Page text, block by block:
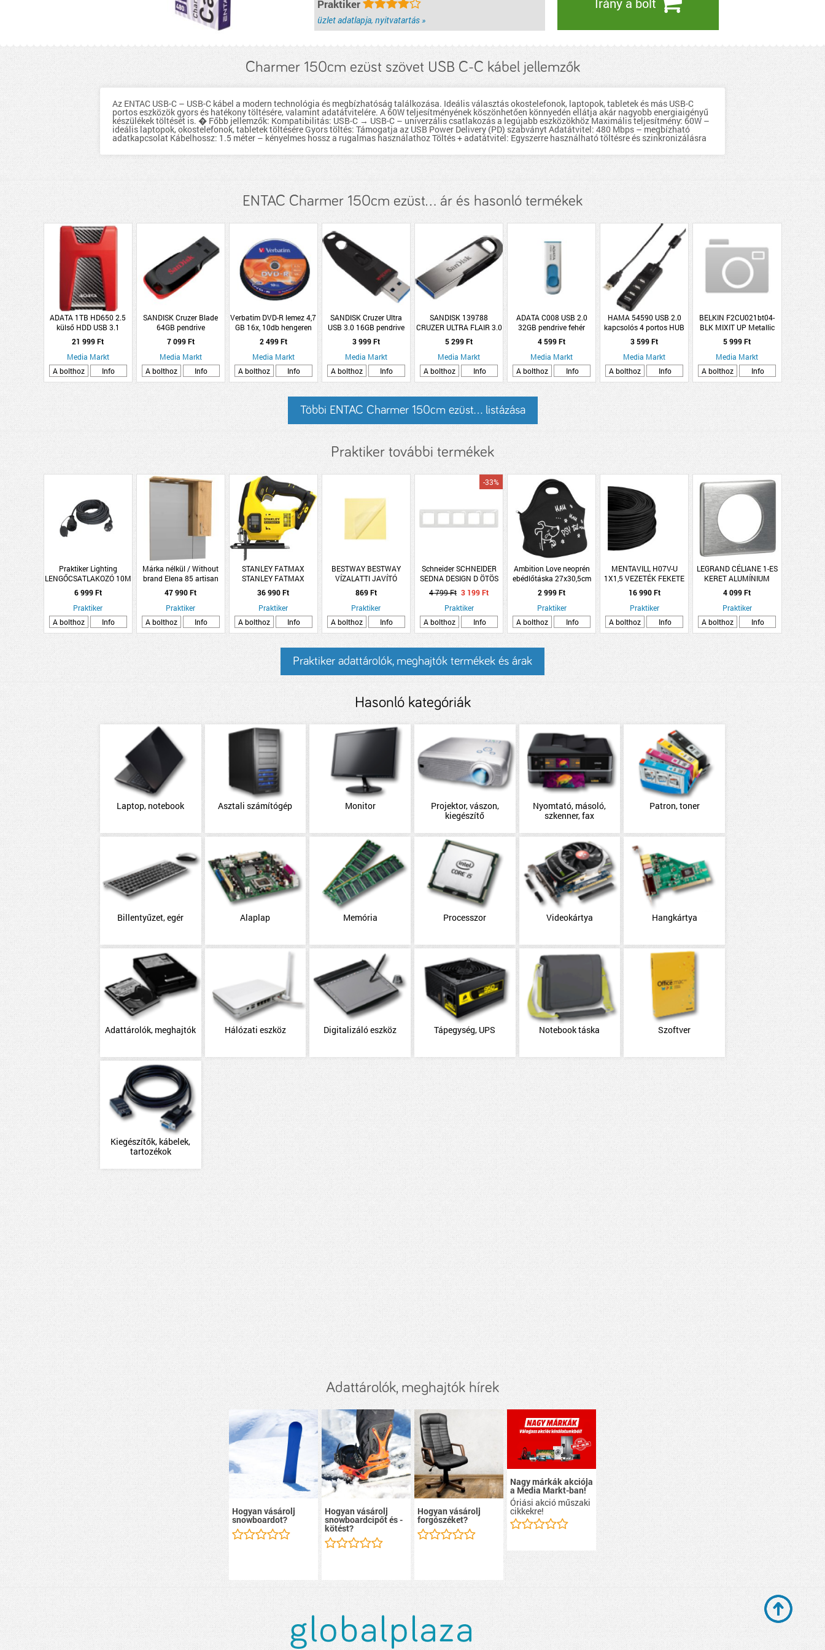
Praktiker
üzlet adatlapja, nyitvatartás »
Charmer 150cm ezüst szövet USB C-C kábel jellemzők
Az ENTAC USB-C – USB-C kábel a modern technológia és megbízhatóság találkozása. Ideális választás okostelefonok, laptopok, tabletek és más USB-C
portos eszközök gyors és hatékony töltésére, valamint adatátvitelére. A 60W teljesítményének köszönhetően könnyedén ellátja akár nagyobb energiaigényű
készülékek töltését is. � Főbb jellemzők: Kompatibilitás: USB-C → USB-C – univerzális csatlakozás a legújabb eszközökhöz Maximális teljesítmény: 60W –
ideális laptopok, okostelefonok, tabletek töltésére Gyors töltés: Támogatja az USB Power Delivery (PD) szabványt Adatátvitel: 480 Mbps – megbízható
adatkapcsolat Kábelhossz: 1.5 méter – kényelmes hossz a rugalmas használathoz Töltés + adatátvitel: Egyszerre használható töltésre és szinkronizálásra
ENTAC Charmer 150cm ezüst... ár és hasonló termékek
ADATA 1TB HD650 2.5
külső HDD USB 3.1
Durable Lite, piros
(AHD650-1TU3-CRD)
21 999 Ft
Media Markt
A bolthoz
Info
SANDISK Cruzer Blade
64GB pendrive
7 099 Ft
Media Markt
A bolthoz
Info
Verbatim DVD-R lemez 4,7
GB 16x, 10db hengeren
AZO
2 499 Ft
Media Markt
A bolthoz
Info
SANDISK Cruzer Ultra
USB 3.0 16GB pendrive
3 999 Ft
Media Markt
A bolthoz
Info
SANDISK 139788
CRUZER ULTRA FLAIR 3.0
32GB
5 299 Ft
Media Markt
A bolthoz
Info
ADATA C008 USB 2.0
32GB pendrive fehér
(AC008-32G-RWE)
4 599 Ft
Media Markt
A bolthoz
Info
HAMA 54590 USB 2.0
kapcsolós 4 portos HUB
3 599 Ft
Media Markt
A bolthoz
Info
BELKIN F2CU021bt04-
BLK MIXIT UP Metallic
Micro USB - USB kábel,
1.2m, fekete
5 999 Ft
Media Markt
A bolthoz
Info
Többi ENTAC Charmer 150cm ezüst... listázása
Praktiker további termékek
Praktiker Lighting
LENGŐCSATLAKOZÓ 10M
16A/250V IP44
H05RRF,3G1.5 FEKETE
CSAPFEDELES
6 999 Ft
Praktiker
A bolthoz
Info
Márka nélkül / Without
brand Elena 85 artisan
tölgy színű
81x104x17,5cm tükör led
világítással,
oldalszekrénnyel
47 990 Ft
Praktiker
A bolthoz
Info
STANLEY FATMAX
STANLEY FATMAX
AKKUS DEKOPÍRFŰRÉSZ
18V AKKU ÉS TÖLTŐ
NÉLKÜL
36 990 Ft
Praktiker
A bolthoz
Info
BESTWAY BESTWAY
VÍZALATTI JAVÍTÓ
TAPASZ 6,5CM X 6,5CM
869 Ft
Praktiker
A bolthoz
Info
Schneider SCHNEIDER
SEDNA DESIGN D ÖTÖS
KERET UNIVERZÁLIS
FEHÉR
-33%
4 799 Ft 3 199 Ft
Praktiker
A bolthoz
Info
Ambition Love neoprén
ebédlőtáska 27x30,5cm
kutya mintás
2 999 Ft
Praktiker
A bolthoz
Info
MENTAVILL H07V-U
1X1,5 VEZETÉK FEKETE
MCU 100M
16 990 Ft
Praktiker
A bolthoz
Info
LEGRAND CÉLIANE 1-ES
KERET ALUMÍNIUM
4 099 Ft
Praktiker
A bolthoz
Info
Praktiker adattárolók, meghajtók termékek és árak
Hasonló kategóriák
Laptop, notebook Asztali számítógép Monitor
Projektor, vászon,
kiegészítő
Nyomtató, másoló,
szkenner, fax
Patron, toner
Billentyűzet, egér Alaplap Memória Processzor Videokártya Hangkártya
Adattárolók, meghajtók Hálózati eszköz Digitalizáló eszköz Tápegység, UPS Notebook táska Szoftver
Kiegészítők, kábelek,
tartozékok
Adattárolók, meghajtók hírek
Hogyan vásárolj
snowboardot?
Hogyan vásárolj
snowboardcipőt és -
kötést?
Hogyan vásárolj
forgószéket?
Nagy márkák akciója
a Media Markt-ban!
Óriási akció műszaki
cikkekre!